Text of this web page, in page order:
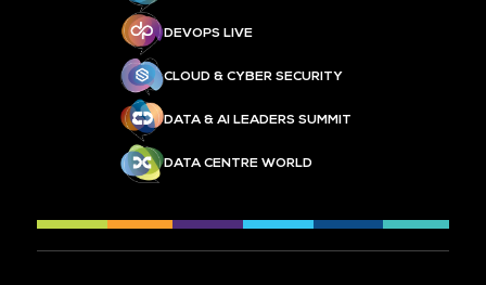
DEVOPS LIVE
CLOUD & CYBER SECURITY
DATA & AI LEADERS SUMMIT
DATA CENTRE WORLD